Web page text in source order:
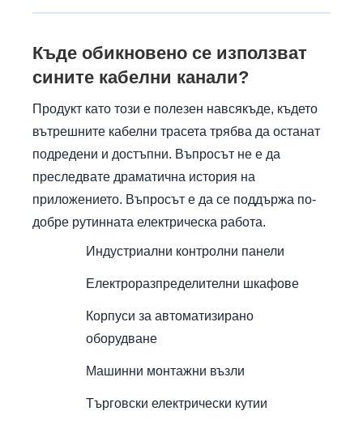
Къде обикновено се използват
сините кабелни канали?
Продукт като този е полезен навсякъде, където
вътрешните кабелни трасета трябва да останат
подредени и достъпни. Въпросът не е да
преследвате драматична история на
приложението. Въпросът е да се поддържа по-
добре рутинната електрическа работа.
Индустриални контролни панели
Електроразпределителни шкафове
Корпуси за автоматизирано
оборудване
Машинни монтажни възли
Търговски електрически кутии